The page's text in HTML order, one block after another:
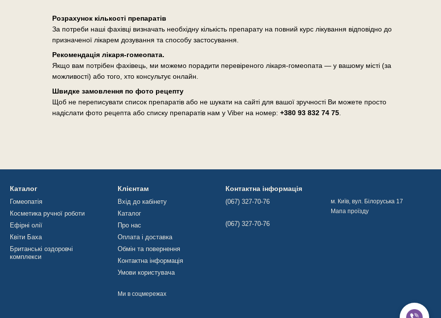
Розрахунок кількості препаратів
За потреби наші фахівці визначать необхідну кількість препарату на повний курс лікування відповідно до
призначеної лікарем дозування та способу застосування.
Рекомендація лікаря-гомеопата.
Якщо вам потрібен фахівець, ми можемо порадити перевіреного лікаря-гомеопата — у вашому місті (за
можливості) або того, хто консультує онлайн.
Швидке замовлення по фото рецепту
Щоб не переписувати список препаратів або не шукати на сайті для вашої зручності Ви можете просто
надіслати фото рецепта або списку препаратів нам у Viber на номер: +380 93 832 74 75.
Каталог
Гомеопатія
Косметика ручної роботи
Ефірні олії
Квіти Баха
Британські оздоровчі
комплекси
Клієнтам
Вхід до кабінету
Каталог
Про нас
Оплата і доставка
Обмін та повернення
Контактна інформація
Умови користувача
Ми в соцмережах
Контактна інформація
(067) 327-70-76
(067) 327-70-76
м. Київ, вул. Білоруська 17
Мапа проїзду